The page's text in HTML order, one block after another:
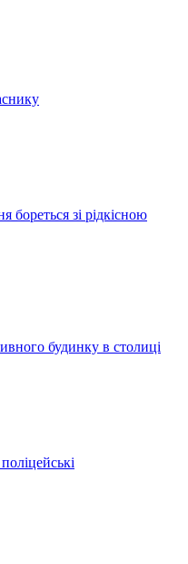
зі рідкісною
будинку в столиці